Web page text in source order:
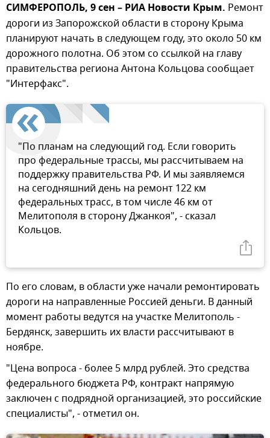
СИМФЕРОПОЛЬ, 9 сен – РИА Новости Крым. Ремонт
дороги из Запорожской области в сторону Крыма
планируют начать в следующем году, это около 50 км
дорожного полотна. Об этом со ссылкой на главу
правительства региона Антона Кольцова сообщает
"Интерфакс".
"По планам на следующий год. Если говорить
про федеральные трассы, мы рассчитываем на
поддержку правительства РФ. И мы заявляемся
на сегодняшний день на ремонт 122 км
федеральных трасс, в том числе 46 км от
Мелитополя в сторону Джанкоя", - сказал
Кольцов.
По его словам, в области уже начали ремонтировать
дороги на направленные Россией деньги. В данный
момент работы ведутся на участке Мелитополь -
Бердянск, завершить их власти рассчитывают в
ноябре.
"Цена вопроса - более 5 млрд рублей. Это средства
федерального бюджета РФ, контракт напрямую
заключен с подрядной организацией, это российские
специалисты", - отметил он.